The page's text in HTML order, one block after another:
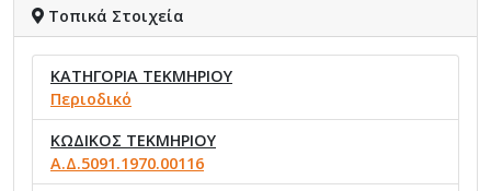
Τοπικά Στοιχεία
ΚΑΤΗΓΟΡΙΑ ΤΕΚΜΗΡΙΟΥ
Περιοδικό
ΚΩΔΙΚΟΣ ΤΕΚΜΗΡΙΟΥ
Α.Δ.5091.1970.00116